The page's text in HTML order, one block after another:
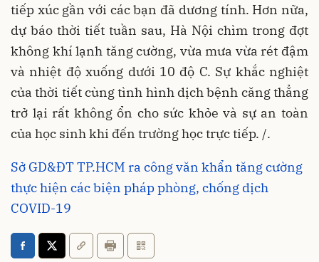
tiếp xúc gần với các bạn đã dương tính. Hơn nữa,
dự báo thời tiết tuần sau, Hà Nội chìm trong đợt
không khí lạnh tăng cường, vừa mưa vừa rét đậm
và nhiệt độ xuống dưới 10 độ C. Sự khắc nghiệt
của thời tiết cùng tình hình dịch bệnh căng thẳng
trở lại rất không ổn cho sức khỏe và sự an toàn
của học sinh khi đến trường học trực tiếp. /.
Sở GD&ĐT TP.HCM ra công văn khẩn tăng cường
thực hiện các biện pháp phòng, chống dịch
COVID-19